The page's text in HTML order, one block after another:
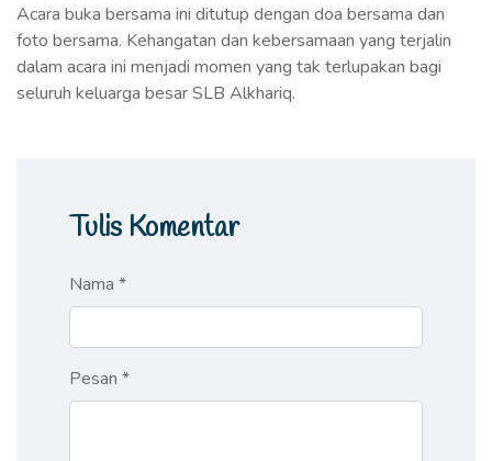
Acara buka bersama ini ditutup dengan doa bersama dan
foto bersama. Kehangatan dan kebersamaan yang terjalin
dalam acara ini menjadi momen yang tak terlupakan bagi
seluruh keluarga besar SLB Alkhariq.
Tulis Komentar
Nama *
Pesan *